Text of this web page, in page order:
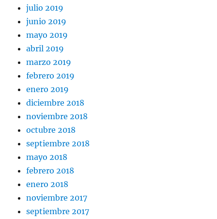
julio 2019
junio 2019
mayo 2019
abril 2019
marzo 2019
febrero 2019
enero 2019
diciembre 2018
noviembre 2018
octubre 2018
septiembre 2018
mayo 2018
febrero 2018
enero 2018
noviembre 2017
septiembre 2017